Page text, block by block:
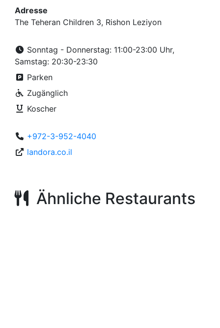
Adresse
The Teheran Children 3, Rishon Leziyon
Sonntag - Donnerstag: 11:00-23:00 Uhr,
Samstag: 20:30-23:30
Parken
Zugänglich
Koscher
+972-3-952-4040
landora.co.il
Ähnliche Restaurants